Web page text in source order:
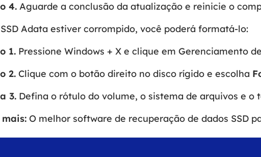
4. Aguarde a conclusão da atualização e reinicie o
SSD Adata estiver corrompido, você poderá formatá-lo:
1. Pressione Windows + X e clique em Gerenciamento
2. Clique com o botão direito no disco rígido e escolha
3. Defina o rótulo do volume, o sistema de arquivos e o
O melhor software de recuperação de dados SSD